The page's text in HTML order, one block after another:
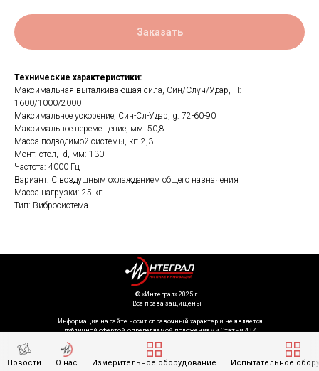
Заказать
Технические характеристики:
Максимальная выталкивающая сила, Син/Случ/Удар, Н:
1600/1000/2000
Максимальное ускорение, Син-Сл-Удар, g: 72-60-90
Максимальное перемещение, мм: 50,8
Масса подводимой системы, кг: 2,3
Монт. стол, d, мм: 130
Частота: 4000 Гц
Вариант: С воздушным охлаждением общего назначения
Масса нагрузки: 25 кг
Тип: Вибросистема
Информация на сайте носит справочный характер и не является
публичной офертой, определяемой положениями Статьи 437
(спецификация) и комплект поставки товара могут быть изменены
производителем без предварительного уведомления. Уточняйте
информацию у наших менеджеров.
©️ «Интеграл» 2025 г.
Все права защищены
Новости О нас Измерительное оборудование Испытательное